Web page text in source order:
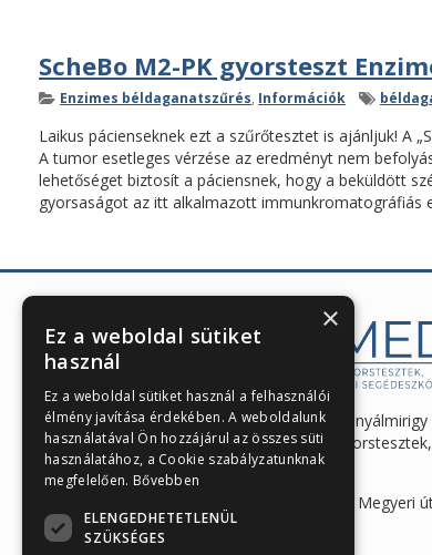
ScheBo M2-PK gyorsteszt
Kategóriák
Enzimes béldaganatszűrés, Információk Címkék
Laikus pácienseknek ezt a szűrőtesztet is ajánljuk! A
A tumor esetleges vérzése az eredményt nem
lehetőséget biztosít a páciensnek, hogy a beküldött
gyorsaságot az itt alkalmazott immunkromatográfiás
Enzimes béldaganatszűrés,
vizsgálatok és egészségügyi
és eszközök webáruháza
Iroda és raktár: 7623 Pécs, Megyeri
+36 30 865 7792
×
Ez a weboldal sütiket
használ
Ez a weboldal sütiket használ a felhasználói
élmény javítása érdekében. A weboldalunk
használatával Ön hozzájárul az összes süti
használatához, a Cookie szabályzatunknak
megfelelően. Bővebben
ELENGEDHETETLENÜL
SZÜKSÉGES